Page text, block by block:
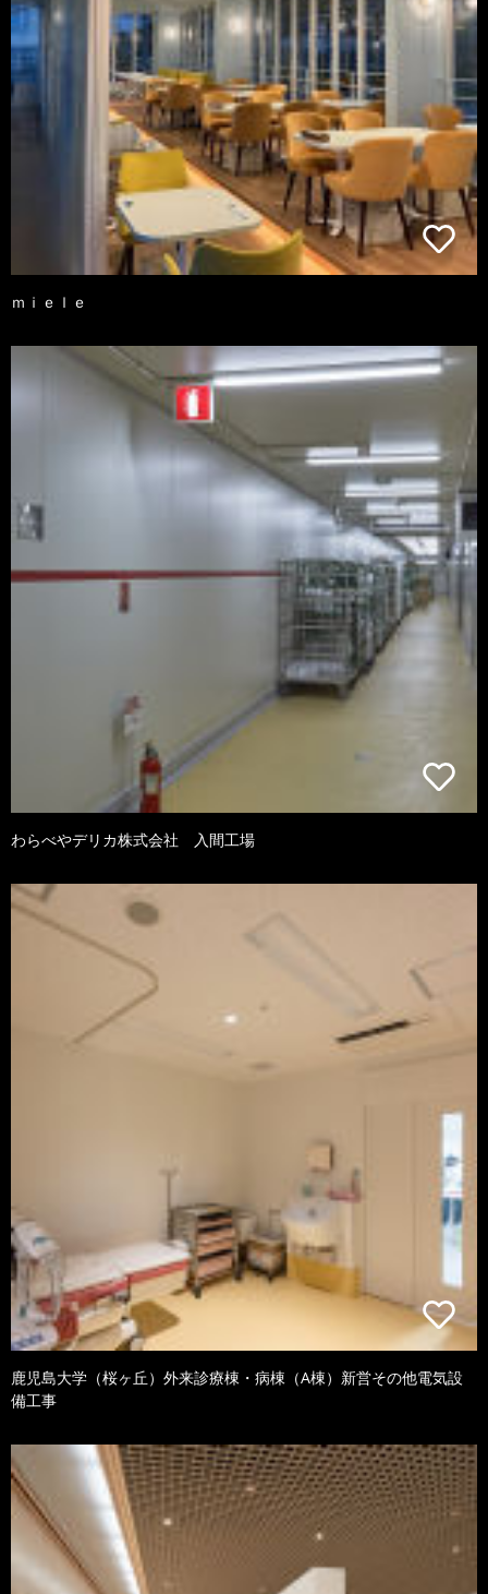
ｍｉｅｌｅ
わらべやデリカ株式会社 入間工場
鹿児島大学（桜ヶ丘）外来診療棟・病棟（A棟）新営その他電気設
備工事